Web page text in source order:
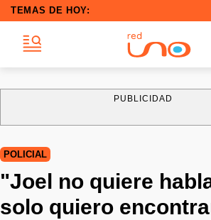
TEMAS DE HOY:
PUBLICIDAD
POLICIAL
"Joel no quiere
solo quiero